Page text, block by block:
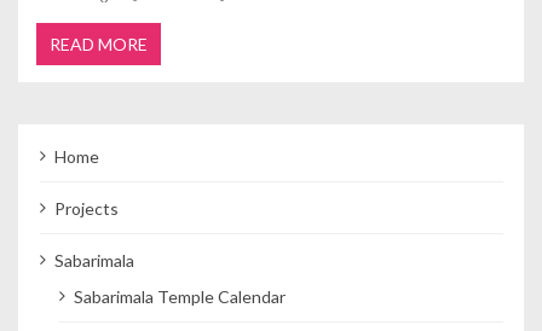
READ MORE
Home
Projects
Sabarimala
Sabarimala Temple Calendar